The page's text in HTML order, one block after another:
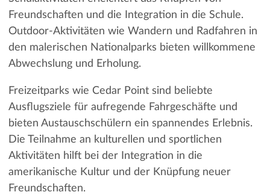
Freundschaften und die Integration in die Schule.
Outdoor-Aktivitäten wie Wandern und Radfahren in
den malerischen Nationalparks bieten willkommene
Abwechslung und Erholung.
Freizeitparks wie Cedar Point sind beliebte
Ausflugsziele für aufregende Fahrgeschäfte und
bieten Austauschschülern ein spannendes Erlebnis.
Die Teilnahme an kulturellen und sportlichen
Aktivitäten hilft bei der Integration in die
amerikanische Kultur und der Knüpfung neuer
Freundschaften.